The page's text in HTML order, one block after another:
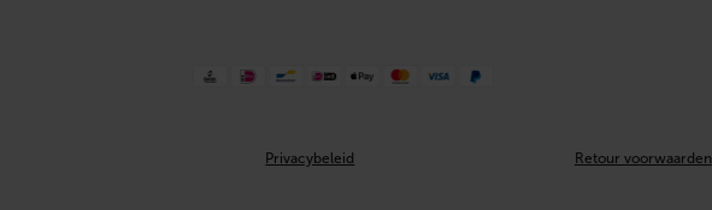
Privacybeleid Retour voorwaarden